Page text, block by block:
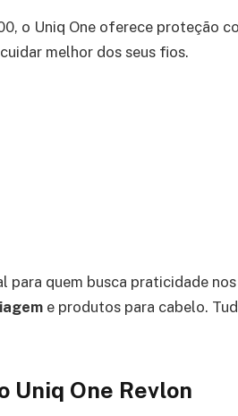
o Uniq One oferece proteção
melhor dos seus fios.
para quem busca praticidade
e produtos para cabelo.
Uniq One Revlon